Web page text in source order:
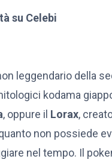
su Celebi
leggendario della
kodama
, oppure il Lorax,
non possiede
nel tempo. Il